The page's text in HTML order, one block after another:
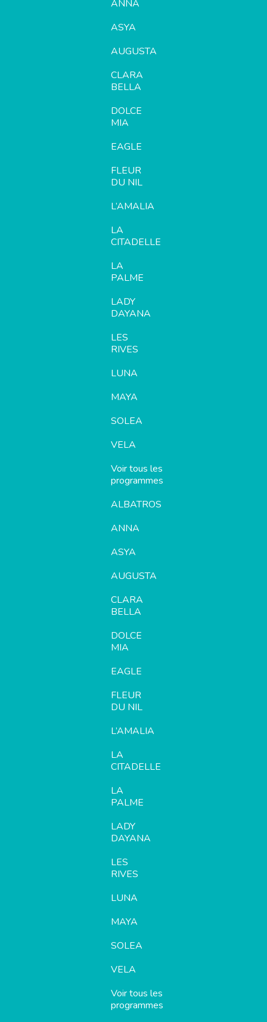
ANNA
ASYA
AUGUSTA
CLARA
BELLA
DOLCE
MIA
EAGLE
FLEUR
DU NIL
L’AMALIA
LA
CITADELLE
LA
PALME
LADY
DAYANA
LES
RIVES
LUNA
MAYA
SOLEA
VELA
Voir tous les
programmes
ALBATROS
ANNA
ASYA
AUGUSTA
CLARA
BELLA
DOLCE
MIA
EAGLE
FLEUR
DU NIL
L’AMALIA
LA
CITADELLE
LA
PALME
LADY
DAYANA
LES
RIVES
LUNA
MAYA
SOLEA
VELA
Voir tous les
programmes